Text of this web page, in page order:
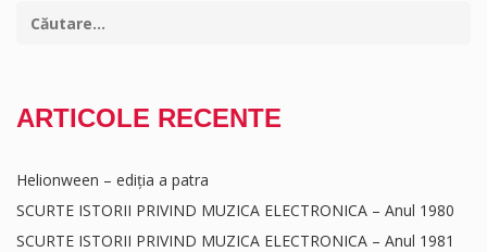
ARTICOLE RECENTE
Helionween – ediția a patra
SCURTE ISTORII PRIVIND MUZICA ELECTRONICA – Anul 1980
SCURTE ISTORII PRIVIND MUZICA ELECTRONICA – Anul 1981